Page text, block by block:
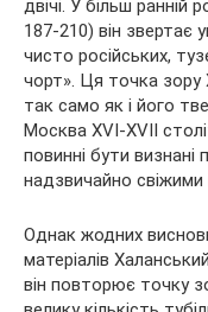
двічі. У більш ранній
187-210) він звертає
чисто російських,
чорт». Ця точка зору
так само як і його
Москва XVI-XVII
повинні бути визнані
надзвичайно свіжими
Однак жодних
матеріалів
він повторює точку